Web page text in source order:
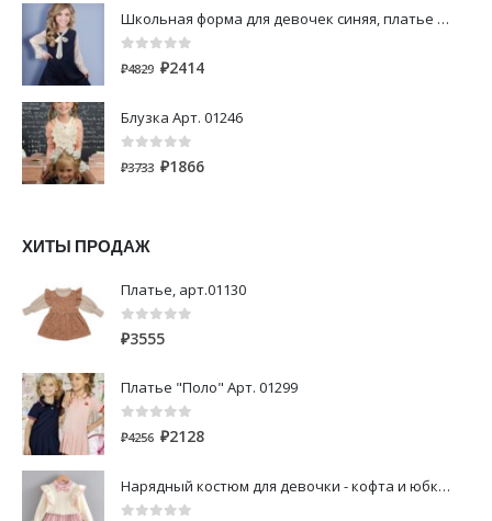
Школьная форма для девочек синяя, платье с длинным рукавом Арт. 00322
out of 5
₽4829 ₽2414
Блузка Арт. 01246
out of 5
₽3733 ₽1866
ХИТЫ ПРОДАЖ
Платье, арт.01130
0out of 5
₽3555
Платье "Поло" Арт. 01299
out of 5
₽4256 ₽2128
Нарядный костюм для девочки - кофта и юбка Арт.00248